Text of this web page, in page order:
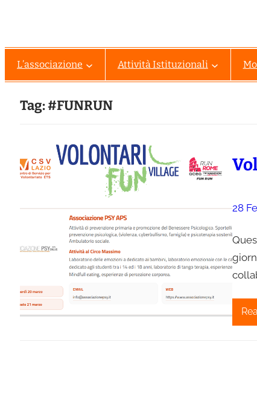
L’associazione Attività Istituzionali
Tag:#FUNRUN
28